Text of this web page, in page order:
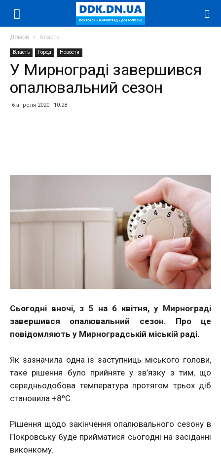
Домой Власть
Власть Город Новости
У Мирнограді завершився
опалювальний сезон
6 апреля 2020 - 10:28
Сьогодні вночі, з 5 на 6 квітня, у Мирнограді
завершився опалювальний сезон. Про це
повідомляють у Мирноградській міській раді.
Як зазначила одна із заступниць міського голови,
таке рішення було прийняте у зв’язку з тим, що
середньодобова температура протягом трьох діб
становила +8ºС.
Рішення щодо закінчення опалювального сезону в
Покровську буде прийматися сьогодні на засіданні
виконкому.